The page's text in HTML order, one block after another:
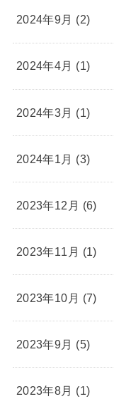
2024年9月 (2)
2024年4月 (1)
2024年3月 (1)
2024年1月 (3)
2023年12月 (6)
2023年11月 (1)
2023年10月 (7)
2023年9月 (5)
2023年8月 (1)